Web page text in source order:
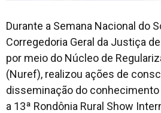
Durante a Semana Nacional do
Corregedoria Geral da Justiça
por meio do Núcleo de
(Nuref), realizou ações de
disseminação do conhecimento
a 13ª Rondônia Rural Show